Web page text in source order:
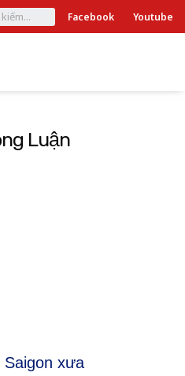
Facebook Youtube
Luận
Saigon xưa